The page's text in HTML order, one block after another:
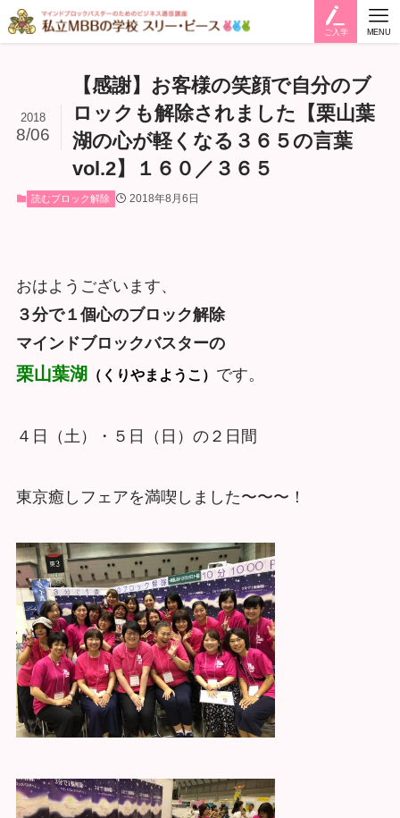
ご入学 MENU
【感謝】お客様の笑顔で自分のブ
ロックも解除されました【栗山葉
湖の心が軽くなる３６５の言葉
vol.2】１６０／３６５
2018
8/06
読むブロック解除 2018年8月6日
おはようございます、
３分で１個心のブロック解除
マインドブロックバスターの
栗山葉湖 （くりやまようこ） です。
４日（土）・５日（日）の２日間
東京癒しフェアを満喫しました〜〜〜！